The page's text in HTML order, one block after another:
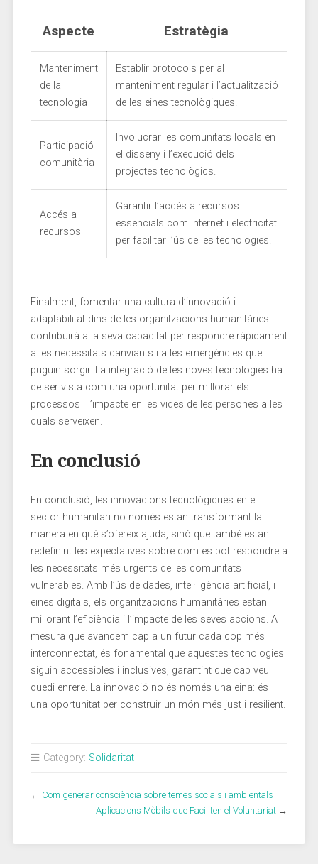
Aspecte Estratègia
Manteniment
⁢de la
tecnologia
Establir protocols per al⁤
manteniment regular i l’actualització
de les eines ⁢tecnològiques.
Participació
comunitària
Involucrar les comunitats locals en
el disseny i l’execució dels
projectes tecnològics.
Accés a
recursos
Garantir l’accés a recursos
essencials com internet i electricitat
per facilitar l’ús de les tecnologies.
Finalment, ⁤fomentar una cultura d’innovació i
⁣adaptabilitat dins‌ de les organitzacions humanitàries
contribuirà ⁤a la seva capacitat per respondre ràpidament
a les necessitats canviants i a les emergències que
puguin sorgir. La integració de les noves tecnologies ha
‍de ser vista com una oportunitat per millorar els
processos i l’impacte en les vides​ de les persones ⁤a les
quals serveixen.
En conclusió
En conclusió, les ‍innovacions tecnològiques en el ​
sector humanitari no només estan ‌transformant la
manera en què s’ofereix ajuda, sinó que també estan
redefinint les expectatives sobre com ‍es pot respondre a
les⁤ necessitats més urgents de les comunitats
vulnerables. Amb l’ús de dades, intel·ligència artificial, i
‌eines digitals, els organitzacions humanitàries estan
millorant l’eficiència i l’impacte de les⁤ seves accions. A
mesura ⁤que ​avancem cap a un futur cada cop més
interconnectat, és fonamental que aquestes tecnologies⁢
siguin accessibles i inclusives, garantint que cap veu
quedi enrere. La innovació no és​ només una eina:⁣ és
una oportunitat per construir un món més just i ⁣resilient.
Category: Solidaritat
← Com generar consciència sobre temes socials i ambientals
Aplicacions Mòbils que Faciliten el Voluntariat →